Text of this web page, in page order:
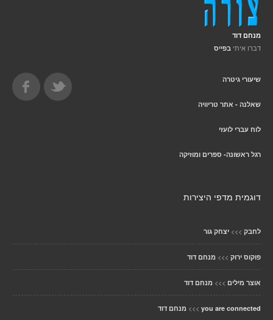
מנחם דוד
דברו איתי בפייס
שיעורי גיטרה
שאלנה - אתר טריוויה
לוח עברי לועזי
רגל ראשונה- ספרים ומוזיקה
דוגמית מדפי היצירות
לחבק >>> יצחק גור
פוקוס ירוק >>> מנחם דוד
אוצר מילים >>> מנחם דוד
you are connected
>>> מנחם דוד